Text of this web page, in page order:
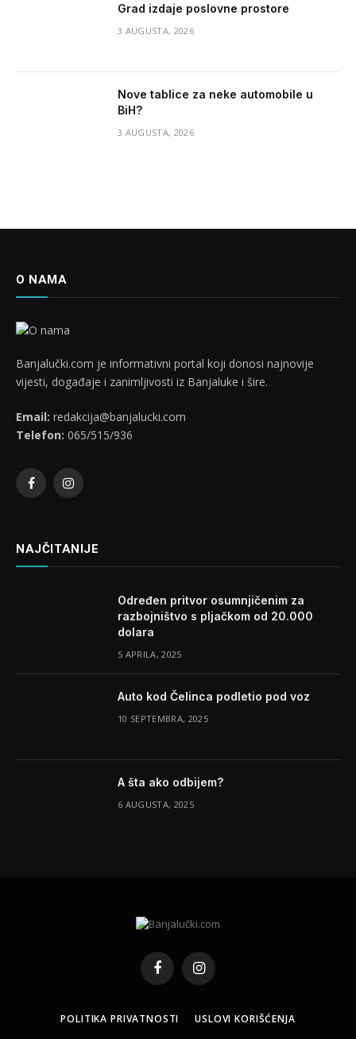
Grad izdaje poslovne prostore
3 AUGUSTA, 2026
Nove tablice za neke automobile u
BiH?
3 AUGUSTA, 2026
O NAMA
Banjalučki.com je informativni portal koji donosi najnovije
vijesti, događaje i zanimljivosti iz Banjaluke i šire.
Email: redakcija@banjalucki.com
Telefon: 065/515/936
FacebookInstagram
NAJČITANIJE
Određen pritvor osumnjičenim za
razbojništvo s pljačkom od 20.000
dolara
5 APRILA, 2025
Auto kod Čelinca podletio pod voz
10 SEPTEMBRA, 2025
A šta ako odbijem?
6 AUGUSTA, 2025
FacebookInstagram
POLITIKA PRIVATNOSTI USLOVI KORIŠĆENJA